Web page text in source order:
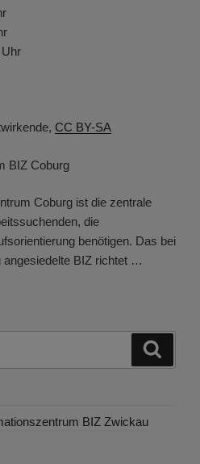
CC BY-SA
BIZ Coburg
Coburg ist die zentrale
die
benötigen. Das bei
angesiedelte BIZ richtet …
BIZ Zwickau